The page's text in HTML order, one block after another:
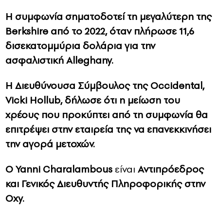
Η συμφωνία σηματοδοτεί τη μεγαλύτερη της
Berkshire από το 2022, όταν πλήρωσε 11,6
δισεκατομμύρια δολάρια για την
ασφαλιστική Alleghany.
Η Διευθύνουσα Σύμβουλος της Occidental,
Vicki Hollub, δήλωσε ότι η μείωση του
χρέους που προκύπτει από τη συμφωνία θα
επιτρέψει στην εταιρεία της να επανεκκινήσει
την αγορά μετοχών.
Ο Yanni Charalambous είναι Αντιπρόεδρος
και Γενικός Διευθυντής Πληροφορικής στην
Oxy.